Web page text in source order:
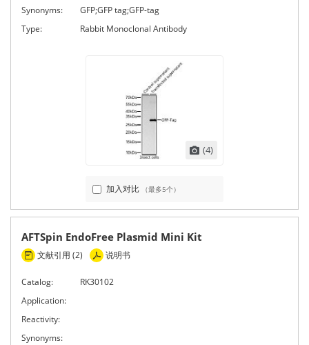
Synonyms:
GFP;GFP tag;GFP-tag
Type:
Rabbit Monoclonal Antibody
(4)
加入对比 （最多5个）
AFTSpin EndoFree Plasmid Mini Kit
文献引用 (2) 说明书
Catalog:
RK30102
Application:
Reactivity:
Synonyms: